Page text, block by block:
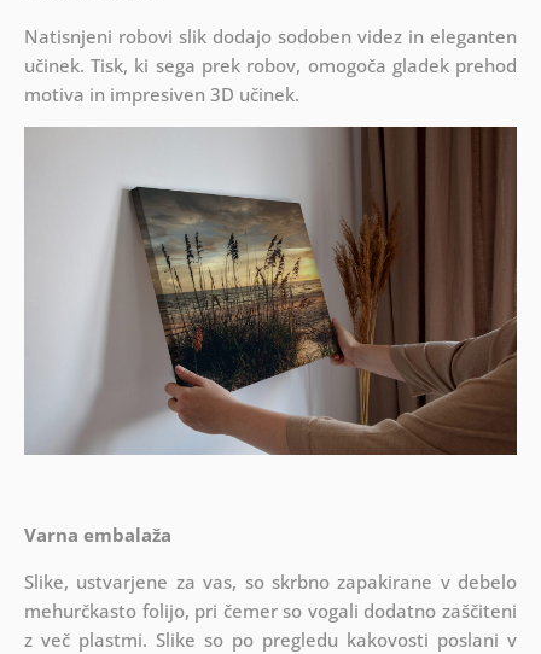
Natisnjeni robovi slik dodajo sodoben videz in eleganten
učinek. Tisk, ki sega prek robov, omogoča gladek prehod
motiva in impresiven 3D učinek.
Varna embalaža
Slike, ustvarjene za vas, so skrbno zapakirane v debelo
mehurčkasto folijo, pri čemer so vogali dodatno zaščiteni
z več plastmi. Slike so po pregledu kakovosti poslani v